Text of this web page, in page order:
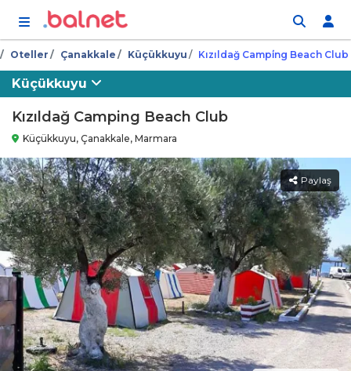
Oteller Çanakkale Küçükkuyu Kızıldağ Campi̇ng Beach Club
Küçükkuyu
Kızıldağ Camping Beach Club
Küçükkuyu, Çanakkale, Marmara
Paylaş